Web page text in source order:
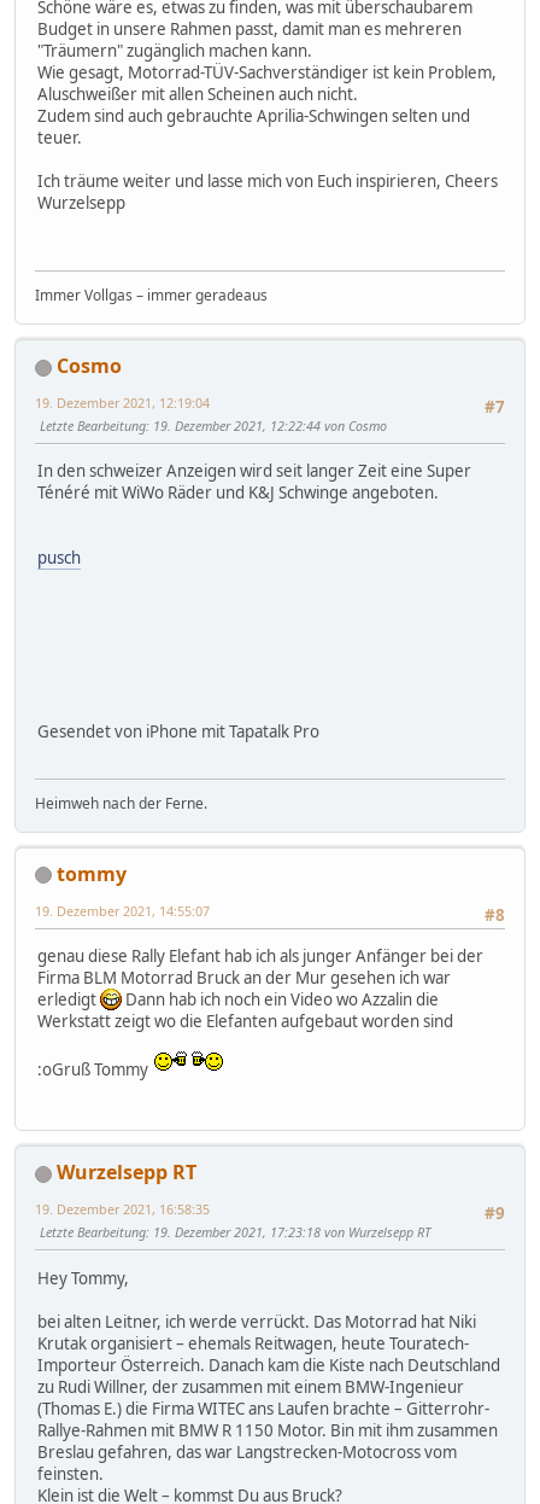
Schöne wäre es, etwas zu finden, was mit überschaubarem
Budget in unsere Rahmen passt, damit man es mehreren
"Träumern" zugänglich machen kann.
Wie gesagt, Motorrad-TÜV-Sachverständiger ist kein Problem,
Aluschweißer mit allen Scheinen auch nicht.
Zudem sind auch gebrauchte Aprilia-Schwingen selten und
teuer.
Ich träume weiter und lasse mich von Euch inspirieren, Cheers
Wurzelsepp
Immer Vollgas – immer geradeaus
Cosmo
#7
19. Dezember 2021, 12:19:04
Letzte Bearbeitung: 19. Dezember 2021, 12:22:44 von Cosmo
In den schweizer Anzeigen wird seit langer Zeit eine Super
Ténéré mit WiWo Räder und K&J Schwinge angeboten.
pusch
Gesendet von iPhone mit Tapatalk Pro
Heimweh nach der Ferne.
tommy
#8
19. Dezember 2021, 14:55:07
genau diese Rally Elefant hab ich als junger Anfänger bei der
Firma BLM Motorrad Bruck an der Mur gesehen ich war
erledigt
Dann hab ich noch ein Video wo Azzalin die
Werkstatt zeigt wo die Elefanten aufgebaut worden sind
:oGruß Tommy
Wurzelsepp RT
#9
19. Dezember 2021, 16:58:35
Letzte Bearbeitung: 19. Dezember 2021, 17:23:18 von Wurzelsepp RT
Hey Tommy,
bei alten Leitner, ich werde verrückt. Das Motorrad hat Niki
Krutak organisiert – ehemals Reitwagen, heute Touratech-
Importeur Österreich. Danach kam die Kiste nach Deutschland
zu Rudi Willner, der zusammen mit einem BMW-Ingenieur
(Thomas E.) die Firma WITEC ans Laufen brachte – Gitterrohr-
Rallye-Rahmen mit BMW R 1150 Motor. Bin mit ihm zusammen
Breslau gefahren, das war Langstrecken-Motocross vom
feinsten.
Klein ist die Welt – kommst Du aus Bruck?